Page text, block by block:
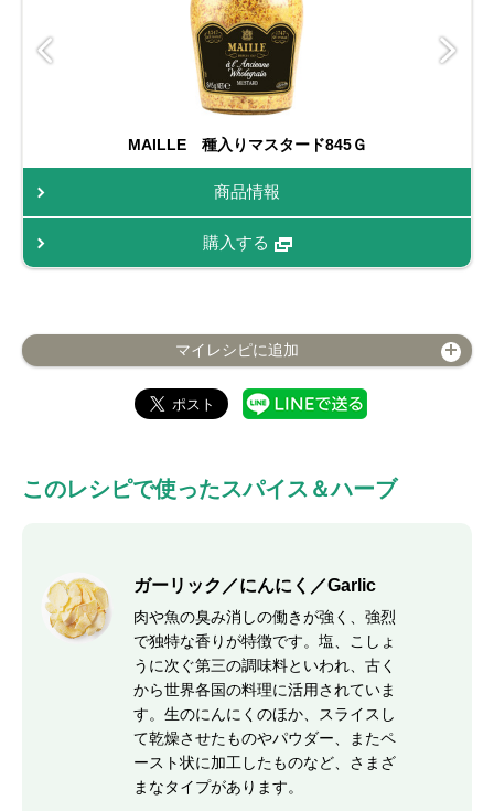
MAILLE 種入りマスタード845Ｇ
商品情報
購入する
マイレシピに追加
このレシピで使ったスパイス＆ハーブ
ガーリック／にんにく／Garlic
肉や魚の臭み消しの働きが強く、強烈
で独特な香りが特徴です。塩、こしょ
うに次ぐ第三の調味料といわれ、古く
から世界各国の料理に活用されていま
す。生のにんにくのほか、スライスし
て乾燥させたものやパウダー、またペ
ースト状に加工したものなど、さまざ
まなタイプがあります。